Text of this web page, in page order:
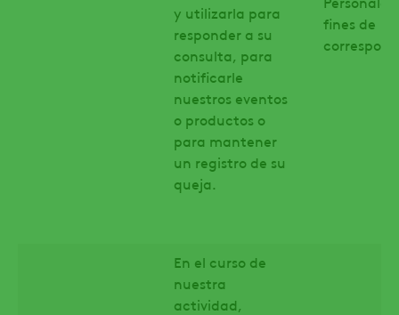
y utilizarla para
responder a su
consulta, para
notificarle
nuestros eventos
o productos o
para mantener
un registro de su
queja.
fines de
En el curso de
nuestra
actividad,